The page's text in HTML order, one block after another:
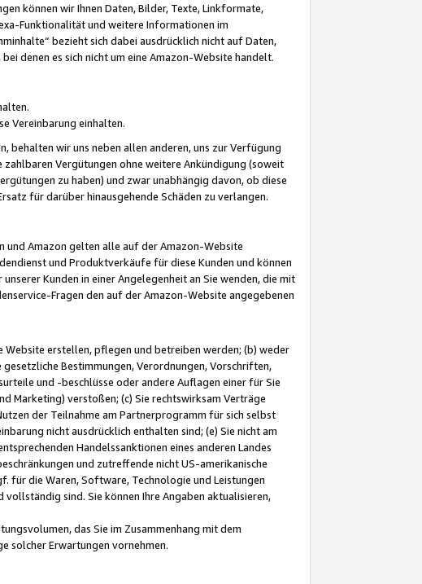
können wir Ihnen Daten, Bilder, Texte, Linkformate,
Funktionalität und weitere Informationen im
bezieht sich dabei ausdrücklich nicht auf Daten,
denen es sich nicht um eine Amazon-Website handelt.
Vereinbarung einhalten.
behalten wir uns neben allen anderen, uns zur Verfügung
zahlbaren Vergütungen ohne weitere Ankündigung (soweit
zu haben) und zwar unabhängig davon, ob diese
für darüber hinausgehende Schäden zu verlangen.
und Amazon gelten alle auf der Amazon-Website
und Produktverkäufe für diese Kunden und können
Kunden in einer Angelegenheit an Sie wenden, die mit
Fragen den auf der Amazon-Website angegebenen
Website erstellen, pflegen und betreiben werden; (b) weder
Bestimmungen, Verordnungen, Vorschriften,
und -beschlüsse oder andere Auflagen einer für Sie
Marketing) verstoßen; (c) Sie rechtswirksam Verträge
der Teilnahme am Partnerprogramm für sich selbst
nicht ausdrücklich enthalten sind; (e) Sie nicht am
Handelssanktionen eines anderen Landes
und zutreffende nicht US-amerikanische
für die Waren, Software, Technologie und Leistungen
sind. Sie können Ihre Angaben aktualisieren,
das Sie im Zusammenhang mit dem
solcher Erwartungen vornehmen.